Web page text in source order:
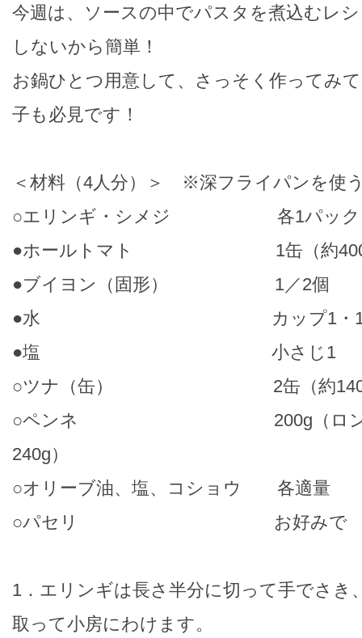
今週は、ソースの中でパスタを煮込むレ
しないから簡単！
お鍋ひとつ用意して、さっそく作って
子も必見です！
＜材料（4人分）＞ ※深フライパンを使
○エリンギ・シメジ 各1パック
●ホールトマト 1缶（約
●ブイヨン（固形） 1／2個
●水 カップ1・1
●塩 小さじ1
○ツナ（缶） 2缶（約
○ペンネ 200g（ロングパ
240g）
○オリーブ油、塩、コショウ 各適量
○パセリ お好みで
1．エリンギは長さ半分に切って手でさき
取って小房にわけます。